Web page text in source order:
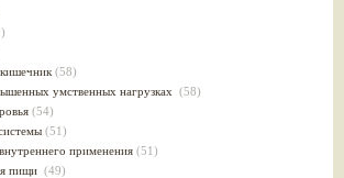
(58)
умственных нагрузках (58)
(54)
(51)
применения (51)
пищи (49)